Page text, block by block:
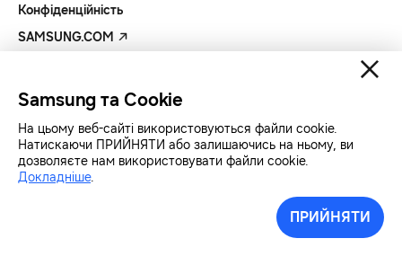
Конфіденційність
SAMSUNG.COM
Samsung та Cookie
На цьому веб-сайті використовуються файли cookie.
Натискаючи ПРИЙНЯТИ або залишаючись на ньому, ви
дозволяєте нам використовувати файли cookie.
Докладніше.
ПРИЙНЯТИ